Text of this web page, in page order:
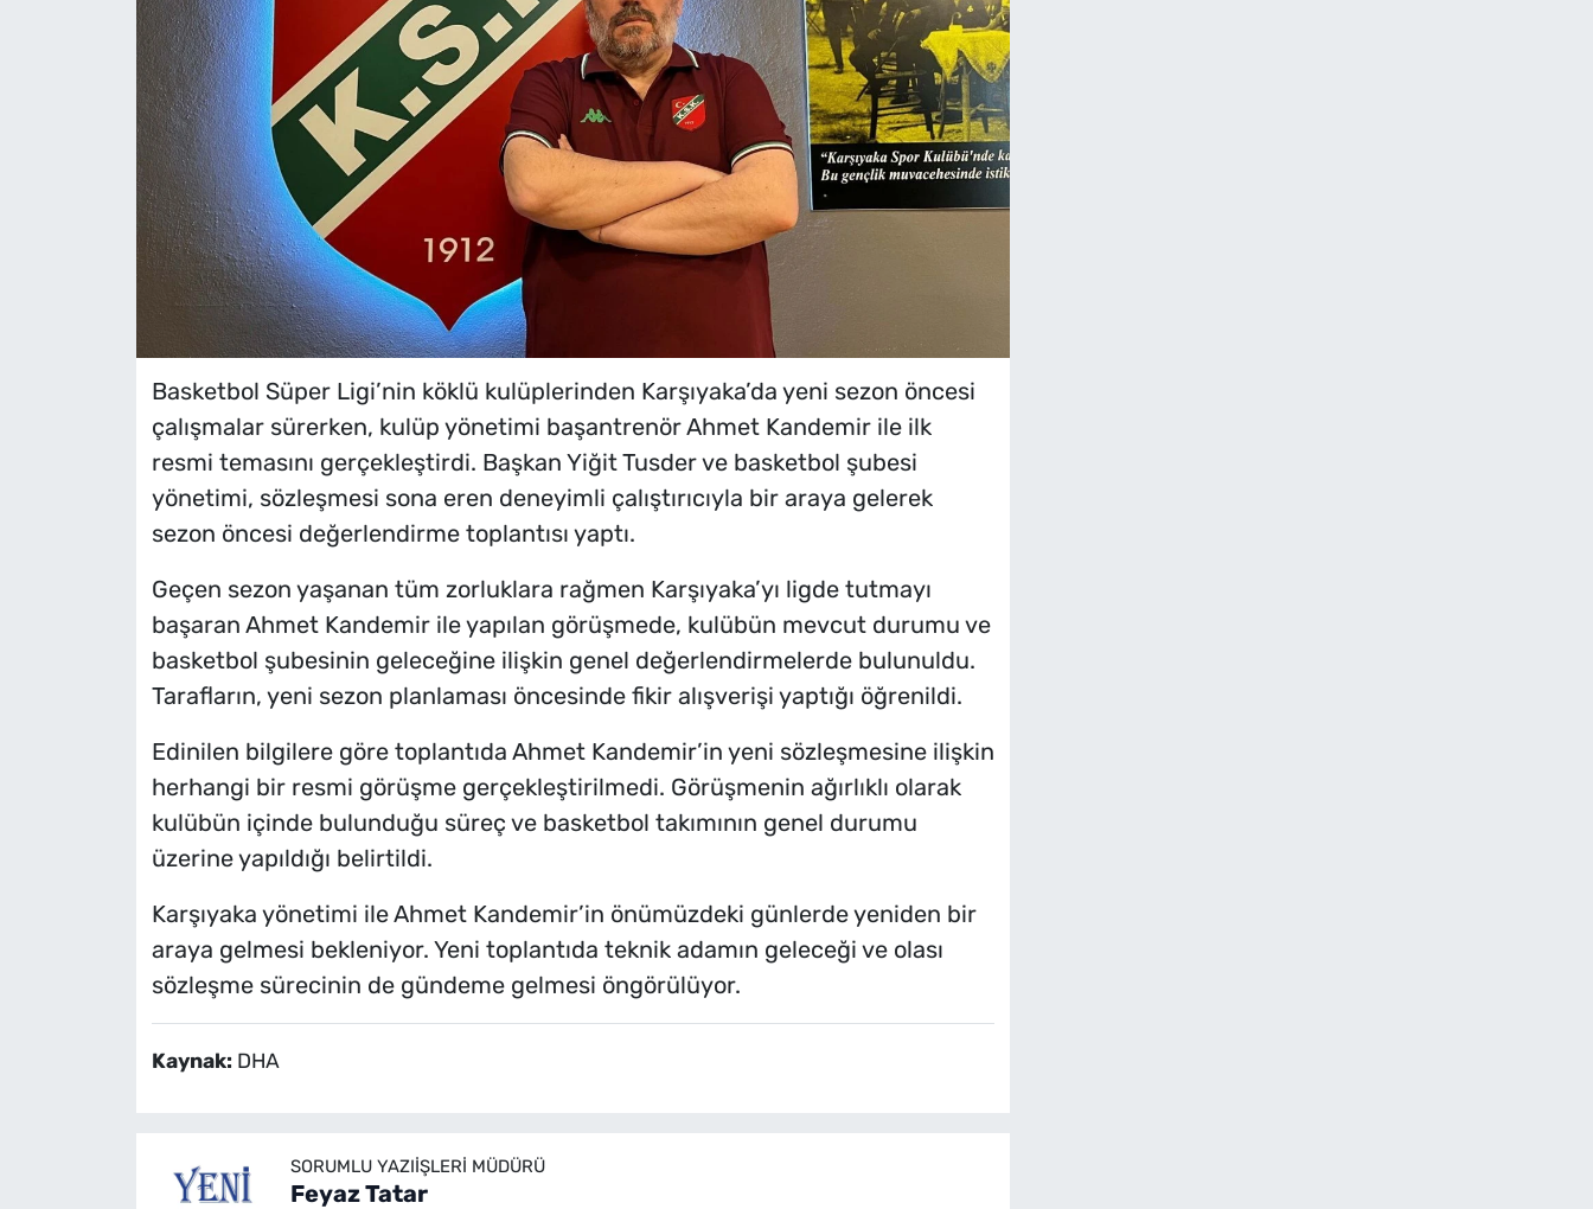
Basketbol Süper Ligi’nin köklü kulüplerinden Karşıyaka’da yeni sezon öncesi
çalışmalar sürerken, kulüp yönetimi başantrenör Ahmet Kandemir ile ilk
resmi temasını gerçekleştirdi. Başkan Yiğit Tusder ve basketbol şubesi
yönetimi, sözleşmesi sona eren deneyimli çalıştırıcıyla bir araya gelerek
sezon öncesi değerlendirme toplantısı yaptı.
Geçen sezon yaşanan tüm zorluklara rağmen Karşıyaka’yı ligde tutmayı
başaran Ahmet Kandemir ile yapılan görüşmede, kulübün mevcut durumu ve
basketbol şubesinin geleceğine ilişkin genel değerlendirmelerde bulunuldu.
Tarafların, yeni sezon planlaması öncesinde fikir alışverişi yaptığı öğrenildi.
Edinilen bilgilere göre toplantıda Ahmet Kandemir’in yeni sözleşmesine ilişkin
herhangi bir resmi görüşme gerçekleştirilmedi. Görüşmenin ağırlıklı olarak
kulübün içinde bulunduğu süreç ve basketbol takımının genel durumu
üzerine yapıldığı belirtildi.
Karşıyaka yönetimi ile Ahmet Kandemir’in önümüzdeki günlerde yeniden bir
araya gelmesi bekleniyor. Yeni toplantıda teknik adamın geleceği ve olası
sözleşme sürecinin de gündeme gelmesi öngörülüyor.
Kaynak: DHA
SORUMLU YAZIIŞLERI MÜDÜRÜ
Feyaz Tatar